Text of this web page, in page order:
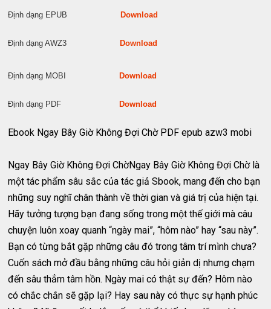
Định dạng EPUBDownload
Định dạng AWZ3Download
Định dạng MOBIDownload
Định dạng PDFDownload
Ebook Ngay Bây Giờ Không Đợi Chờ PDF epub azw3 mobi
Ngay Bây Giờ Không Đợi ChờNgay Bây Giờ Không Đợi Chờ là
một tác phẩm sâu sắc của tác giả Sbook, mang đến cho bạn
những suy nghĩ chân thành về thời gian và giá trị của hiện tại.
Hãy tưởng tượng bạn đang sống trong một thế giới mà câu
chuyện luôn xoay quanh “ngày mai”, “hôm nào” hay “sau này”.
Bạn có từng bắt gặp những câu đó trong tâm trí mình chưa?
Cuốn sách mở đầu bằng những câu hỏi giản dị nhưng chạm
đến sâu thẳm tâm hồn. Ngày mai có thật sự đến? Hôm nào
có chắc chắn sẽ gặp lại? Hay sau này có thực sự hạnh phúc